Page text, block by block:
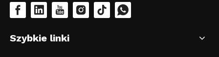
Szybkie linki